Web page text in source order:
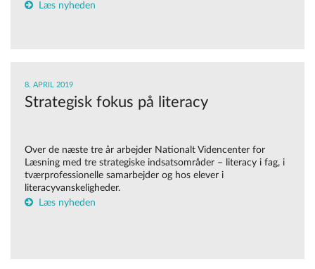
Læs nyheden
8. APRIL 2019
Strategisk fokus på literacy
Over de næste tre år arbejder Nationalt Videncenter for
Læsning med tre strategiske indsatsområder – literacy i fag, i
tværprofessionelle samarbejder og hos elever i
literacyvanskeligheder.
Læs nyheden